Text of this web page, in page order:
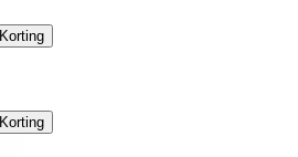
Korting
Korting